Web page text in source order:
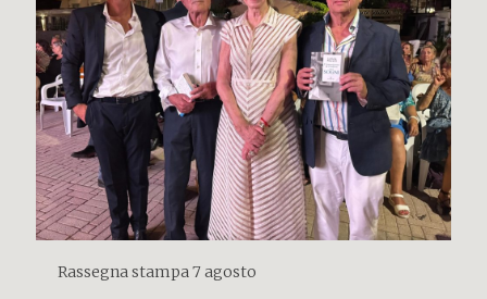
Rassegna stampa 7 agosto